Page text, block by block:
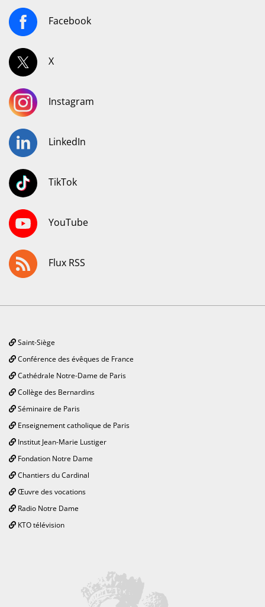
Facebook
X
Instagram
LinkedIn
TikTok
YouTube
Flux RSS
Saint-Siège
Conférence des évêques de France
Cathédrale Notre-Dame de Paris
Collège des Bernardins
Séminaire de Paris
Enseignement catholique de Paris
Institut Jean-Marie Lustiger
Fondation Notre Dame
Chantiers du Cardinal
Œuvre des vocations
Radio Notre Dame
KTO télévision